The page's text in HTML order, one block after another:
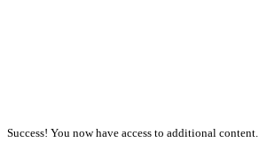
Success! You now have access to additional content.